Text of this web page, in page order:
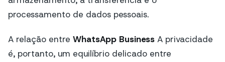
processamento de dados pessoais.
A relação entre WhatsApp Business A privacidade
é, portanto, um equilíbrio delicado entre